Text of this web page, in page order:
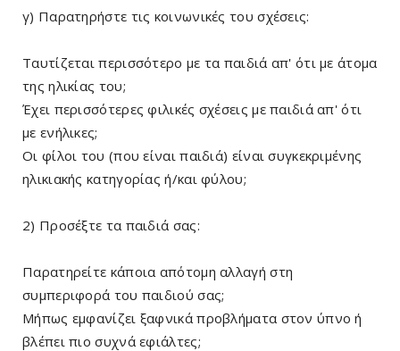
γ) Παρατηρήστε τις κοινωνικές του σχέσεις:
Ταυτίζεται περισσότερο με τα παιδιά απ' ότι με άτομα
της ηλικίας του;
Έχει περισσότερες φιλικές σχέσεις με παιδιά απ' ότι
με ενήλικες;
Οι φίλοι του (που είναι παιδιά) είναι συγκεκριμένης
ηλικιακής κατηγορίας ή/και φύλου;
2) Προσέξτε τα παιδιά σας:
Παρατηρείτε κάποια απότομη αλλαγή στη
συμπεριφορά του παιδιού σας;
Μήπως εμφανίζει ξαφνικά προβλήματα στον ύπνο ή
βλέπει πιο συχνά εφιάλτες;